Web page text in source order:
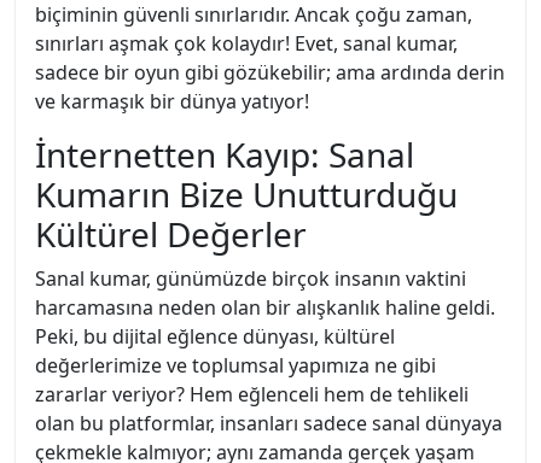
biçiminin güvenli sınırlarıdır. Ancak çoğu zaman,
sınırları aşmak çok kolaydır! Evet, sanal kumar,
sadece bir oyun gibi gözükebilir; ama ardında derin
ve karmaşık bir dünya yatıyor!
İnternetten Kayıp: Sanal
Kumarın Bize Unutturduğu
Kültürel Değerler
Sanal kumar, günümüzde birçok insanın vaktini
harcamasına neden olan bir alışkanlık haline geldi.
Peki, bu dijital eğlence dünyası, kültürel
değerlerimize ve toplumsal yapımıza ne gibi
zararlar veriyor? Hem eğlenceli hem de tehlikeli
olan bu platformlar, insanları sadece sanal dünyaya
çekmekle kalmıyor; aynı zamanda gerçek yaşam